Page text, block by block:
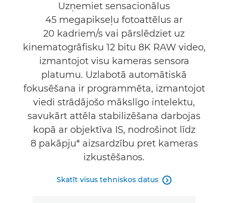
FIND A RETAILERUzņemiet sensacionālus
45 megapikseļu fotoattēlus ar
20 kadriem/s vai pārslēdziet uz
kinematogrāfisku 12 bitu 8K RAW video,
izmantojot visu kameras sensora
platumu. Uzlabotā automātiskā
fokusēšana ir programmēta, izmantojot
viedi strādājošo mākslīgo intelektu,
savukārt attēla stabilizēšana darbojas
kopā ar objektīva IS, nodrošinot līdz
8 pakāpju* aizsardzību pret kameras
izkustēšanos.
Skatīt visus tehniskos datus 